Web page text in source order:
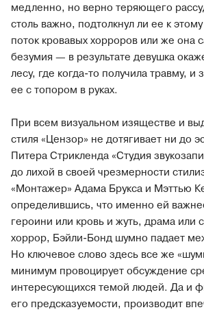
медленно, но верно теряющего
столь важно, подтолкнул ли ее к
поток кровавых хорроров или же она
безумия — в результате девушка
лесу, где когда-то получила травму, и
ее с топором в руках.
При всем визуальном изяществе и
стиля «Цензор» не дотягивает ни до
Питера Стрикленда «Студия
до лихой в своей чрезмерности
«Монтажер» Адама Брукса и Мэттью
определившись, что именно ей
героини или кровь и жуть, драма или
хоррор, Бэйли-Бонд шумно падает
Но ключевое слово здесь все же
минимум провоцирует обсуждение
интересующихся темой людей. Да и
его предсказуемости, производит